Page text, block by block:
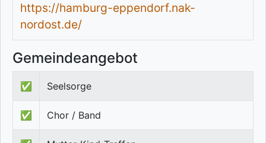
https://hamburg-eppendorf.nak-
nordost.de/
Gemeindeangebot
✅ Seelsorge
✅ Chor / Band